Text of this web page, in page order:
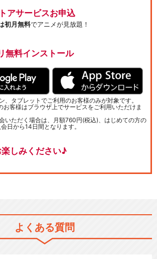
アサービスお申込
初月無料でアニメが見放題！
無料インストール
、タブレットでご利用のお客様のみが対象です。
お客様はブラウザ上でサービスをご利用いただけま
いただく場合は、月額760円(税込)、はじめての方の
日から14日間となります。
しみください♪
よくある質問